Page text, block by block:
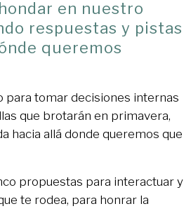
en nuestro
respuestas y pistas
queremos
para tomar decisiones internas
que brotarán en primavera,
hacia allá donde queremos que
propuestas para interactuar y
te rodea, para honrar la